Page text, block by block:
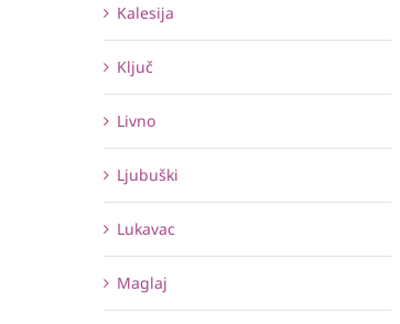
Kalesija
Ključ
Livno
Ljubuški
Lukavac
Maglaj